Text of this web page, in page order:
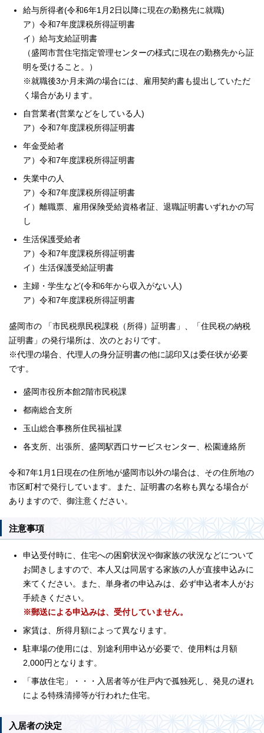
給与所得者(令和6年1月2日以降に現在の勤務先に就職)
ア）令和7年度課税所得証明書
イ）給与支給証明書
（盛岡市営住宅指定管理センターの様式に現在の勤務先から証
明を受けること。）
※就職後3か月未満の場合には、雇用契約書も提出していただ
く場合があります。
自営業者(営業などをしている人)
ア）令和7年度課税所得証明書
年金受給者
ア）令和7年度課税所得証明書
失業中の人
ア）令和7年度課税所得証明書
イ）離職票、雇用保険受給資格者証、退職証明書いずれかの写
し
生活保護受給者
ア）令和7年度課税所得証明書
イ）生活保護受給証明書
主婦・学生など(令和6年から収入がない人)
ア）令和7年度課税所得証明書
盛岡市の 「市民税県民税課税（所得）証明書」、「住民税の納税
証明書」の発行場所は、次のとおりです。
※代理の場合、代理人の身分証明書の他に認印又は委任状が必要
です。
盛岡市役所本館2階市民税課
都南総合支所
玉山総合事務所住民福祉課
各支所、出張所、盛岡駅西口サービスセンター、松園連絡所
令和7年1月1日現在の住所地が盛岡市以外の場合は、その住所地の
市区町村で発行しています。また、証明書の名称も異なる場合が
ありますので、御注意ください。
注意事項
申込受付時に、住宅への困窮状況や御家族の状況などについて
お聞きしますので、本人又は同居する家族の人が直接申込みに
来てください。また、単身者の申込みは、必ず申込者本人がお
手続きください。
※郵送による申込みは、受付していません。
家賃は、所得月額によって異なります。
駐車場の使用には、別途利用申込が必要で、使用料は月額
2,000円となります。
「事故住宅」・・・入居者等が住戸内で孤独死し、発見の遅れ
による特殊清掃等が行われた住宅。
入居者の決定